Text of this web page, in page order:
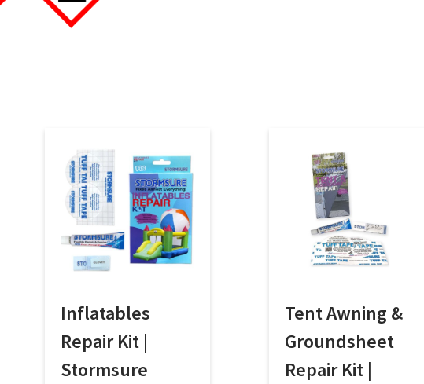
Inflatables
Repair Kit |
Stormsure
Tent Awning &
Groundsheet
Repair Kit |